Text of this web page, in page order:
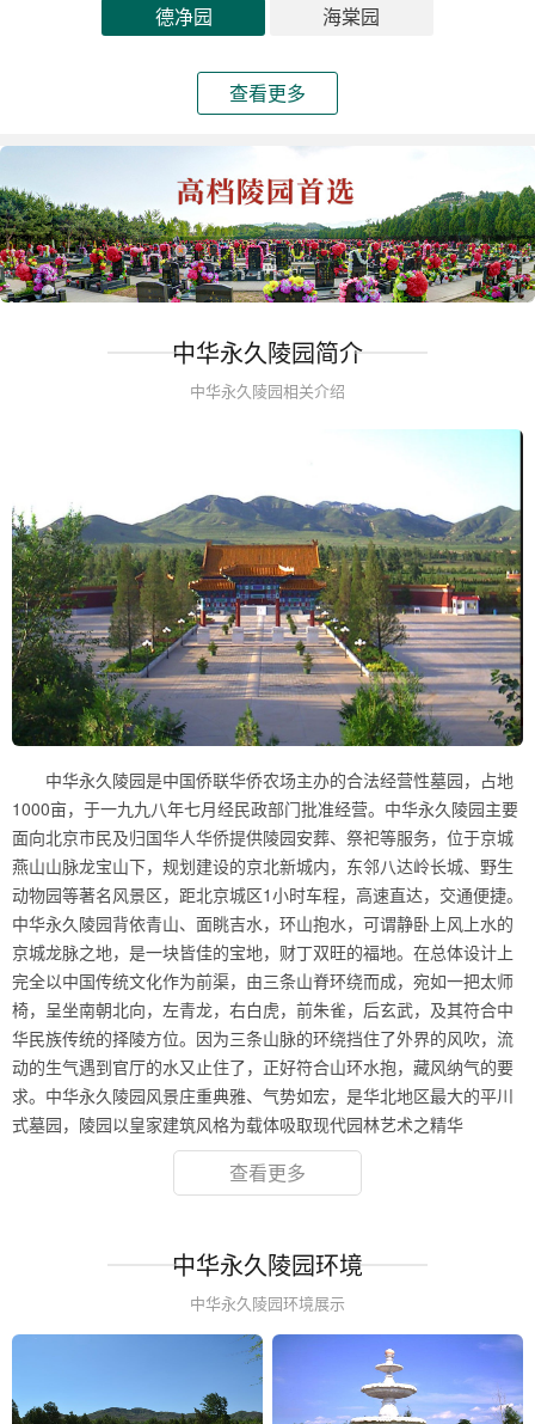
德净园 海棠园
查看更多
中华永久陵园简介
中华永久陵园相关介绍
中华永久陵园是中国侨联华侨农场主办的合法经营性墓园，占地
1000亩，于一九九八年七月经民政部门批准经营。中华永久陵园主要
面向北京市民及归国华人华侨提供陵园安葬、祭祀等服务，位于京城
燕山山脉龙宝山下，规划建设的京北新城内，东邻八达岭长城、野生
动物园等著名风景区，距北京城区1小时车程，高速直达，交通便捷。
中华永久陵园背依青山、面眺吉水，环山抱水，可谓静卧上风上水的
京城龙脉之地，是一块皆佳的宝地，财丁双旺的福地。在总体设计上
完全以中国传统文化作为前渠，由三条山脊环绕而成，宛如一把太师
椅，呈坐南朝北向，左青龙，右白虎，前朱雀，后玄武，及其符合中
华民族传统的择陵方位。因为三条山脉的环绕挡住了外界的风吹，流
动的生气遇到官厅的水又止住了，正好符合山环水抱，藏风纳气的要
求。中华永久陵园风景庄重典雅、气势如宏，是华北地区最大的平川
式墓园，陵园以皇家建筑风格为载体吸取现代园林艺术之精华
查看更多
中华永久陵园环境
中华永久陵园环境展示